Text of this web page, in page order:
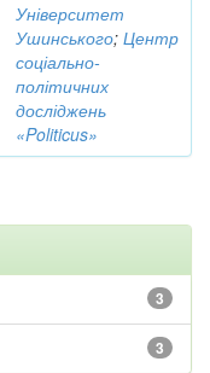
Університет
Ушинського; Центр
соціально-
політичних
досліджень
«Politicus»
3
3